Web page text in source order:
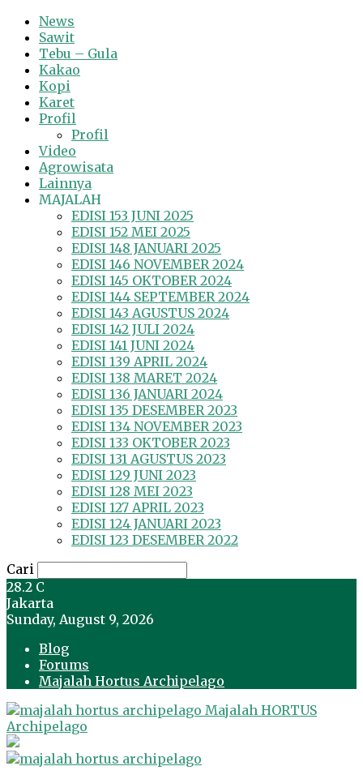
News
Sawit
Tebu – Gula
Kakao
Kopi
Karet
Profil
Profil
Video
Agrowisata
Lainnya
MAJALAH
EDISI 153 JUNI 2025
EDISI 152 MEI 2025
EDISI 148 JANUARI 2025
EDISI 146 NOVEMBER 2024
EDISI 145 OKTOBER 2024
EDISI 144 SEPTEMBER 2024
EDISI 143 AGUSTUS 2024
EDISI 142 JULI 2024
EDISI 141 JUNI 2024
EDISI 139 APRIL 2024
EDISI 138 MARET 2024
EDISI 136 JANUARI 2024
EDISI 135 DESEMBER 2023
EDISI 134 NOVEMBER 2023
EDISI 133 OKTOBER 2023
EDISI 131 AGUSTUS 2023
EDISI 129 JUNI 2023
EDISI 128 MEI 2023
EDISI 127 APRIL 2023
EDISI 124 JANUARI 2023
EDISI 123 DESEMBER 2022
Cari
28.2 C
Jakarta
Sunday, August 9, 2026
Blog
Forums
Majalah Hortus Archipelago
Majalah HORTUS
Archipelago